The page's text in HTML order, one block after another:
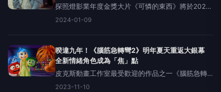
探照燈影業年度金獎大片《可憐的東西》將於2024
年2月8日（四）農曆春節檔大銀幕隆重獻映，本屆
以七項大獎提名遙遙領先的本片，一如預期勇奪最
佳影片，艾瑪史東也
2024-01-09
暌違九年！《腦筋急轉彎2》明年夏天重返大銀幕
全新情緒角色成為「焦」點
皮克斯動畫工作室最受歡迎的作品之一《腦筋急轉
彎》續集即將登場！《腦筋急轉彎2》率領最受喜愛
2023-11-10